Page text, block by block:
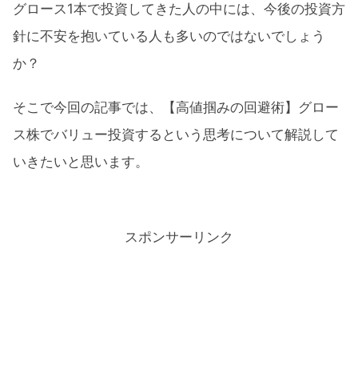
グロース1本で投資してきた人の中には、今後の投資方
針に不安を抱いている人も多いのではないでしょう
か？
そこで今回の記事では、【高値掴みの回避術】グロー
ス株でバリュー投資するという思考について解説して
いきたいと思います。
スポンサーリンク